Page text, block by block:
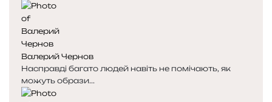
Валерий Чернов
Насправді багато людей навіть не помічають, як
можуть образи...